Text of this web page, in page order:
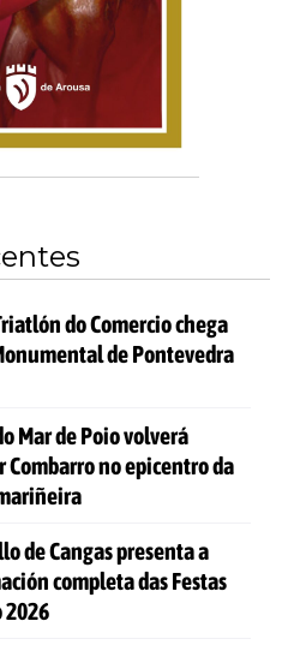
do Comercio chega
de Pontevedra
Mar de Poio volverá
Combarro no epicentro da
de Cangas presenta a
completa das Festas
2026